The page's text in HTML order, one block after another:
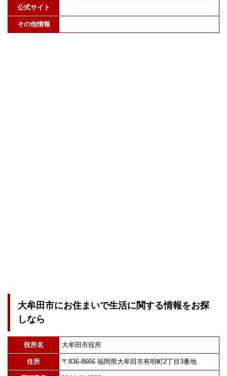
公式サイト
その他情報
大牟田市にお住まいで生活に関する情報をお探
しなら
役所名 大牟田市役所
住所 〒836-8666 福岡県大牟田市有明町2丁目3番地